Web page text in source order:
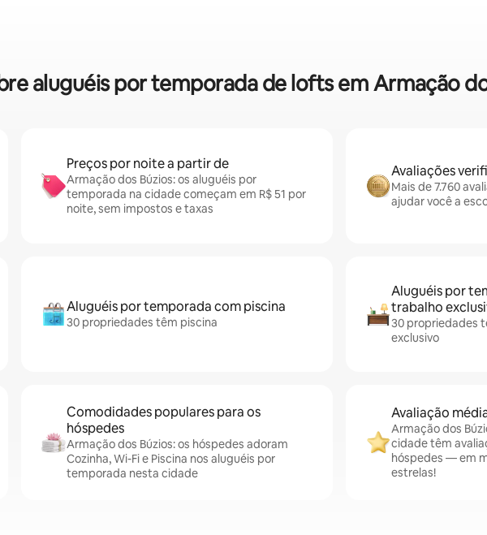
aluguéis por temporada de lofts em Armação
Preços por noite a partir de
Armação dos Búzios: os aluguéis por
temporada na cidade começam em R$ 51 por
noite, sem impostos e taxas
Avaliações
Mais de 7.760
ajudar você a
Aluguéis por temporada com piscina
30 propriedades têm piscina
Aluguéis por
trabalho
30 propriedades
exclusivo
Comodidades populares para os
hóspedes
Armação dos Búzios: os hóspedes adoram
Cozinha, Wi-Fi e Piscina nos aluguéis por
temporada nesta cidade
Avaliação
Armação dos
cidade têm
hóspedes — em
estrelas!